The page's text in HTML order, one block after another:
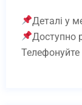
Деталі у
Доступно